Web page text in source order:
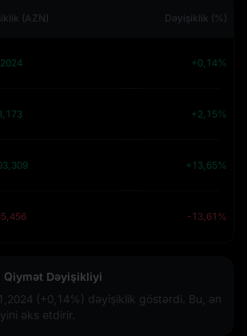
(AZN) Dəyişiklik (%)
+0,14%
+2,15%
+13,65%
-13,61%
Qiymət Dəyişikliyi
(+0,14%) dəyişiklik göstərdi. Bu, ən
əks etdirir.